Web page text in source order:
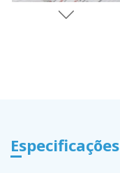
Especificações